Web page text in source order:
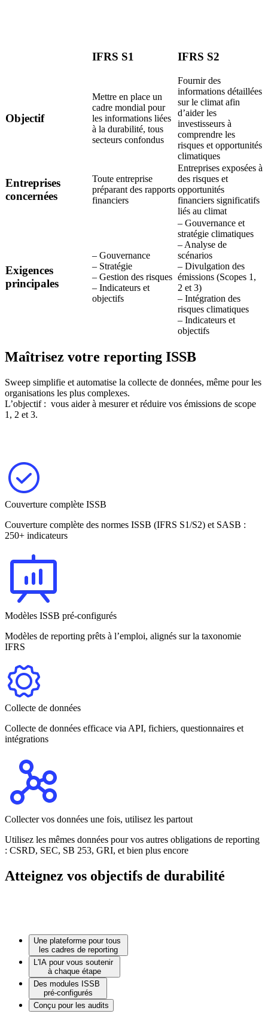
IFRS S1 IFRS S2
Objectif
Mettre en place un
cadre mondial pour
les informations liées
à la durabilité, tous
secteurs confondus
Fournir des
informations détaillées
sur le climat afin
d’aider les
investisseurs à
comprendre les
risques et opportunités
climatiques
Entreprises
concernées
Toute entreprise
préparant des rapports
financiers
Entreprises exposées à
des risques et
opportunités
financiers significatifs
liés au climat
Exigences
principales
– Gouvernance
– Stratégie
– Gestion des risques
– Indicateurs et
objectifs
– Gouvernance et
stratégie climatiques
– Analyse de
scénarios
– Divulgation des
émissions (Scopes 1,
2 et 3)
– Intégration des
risques climatiques
– Indicateurs et
objectifs
Maîtrisez votre reporting ISSB
Sweep simplifie et automatise la collecte de données, même pour les
organisations les plus complexes.
L’objectif : vous aider à mesurer et réduire vos émissions de scope
1, 2 et 3.
Couverture complète ISSB
Couverture complète des normes ISSB (IFRS S1/S2) et SASB :
250+ indicateurs
Modèles ISSB pré-configurés
Modèles de reporting prêts à l’emploi, alignés sur la taxonomie
IFRS
Collecte de données
Collecte de données efficace via API, fichiers, questionnaires et
intégrations
Collecter vos données une fois, utilisez les partout
Utilisez les mêmes données pour vos autres obligations de reporting
: CSRD, SEC, SB 253, GRI, et bien plus encore
Atteignez vos objectifs de durabilité
Une plateforme pour tous
les cadres de reporting
L'IA pour vous soutenir
à chaque étape
Des modules ISSB
pré-configurés
Conçu pour les audits